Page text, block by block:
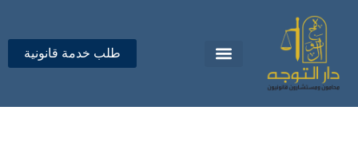
المحتوى
طلب خدمة قانونية